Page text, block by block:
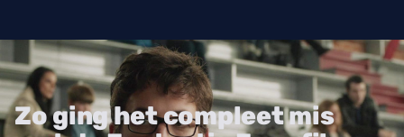
Zo ging het compleet mis